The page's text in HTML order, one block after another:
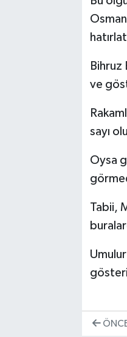
Bihruz
ve
sayı
Oysa
Tabii,